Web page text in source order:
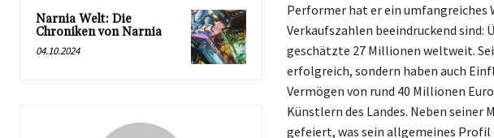
Narnia Welt: Die
Chroniken von Narnia
04.10.2024
Performer hat er ein umfangreiches
Verkaufszahlen beeindruckend sind:
geschätzte 27 Millionen weltweit.
erfolgreich, sondern haben auch
Vermögen von rund 40 Millionen
Künstlern des Landes. Neben seiner
gefeiert, was sein allgemeines